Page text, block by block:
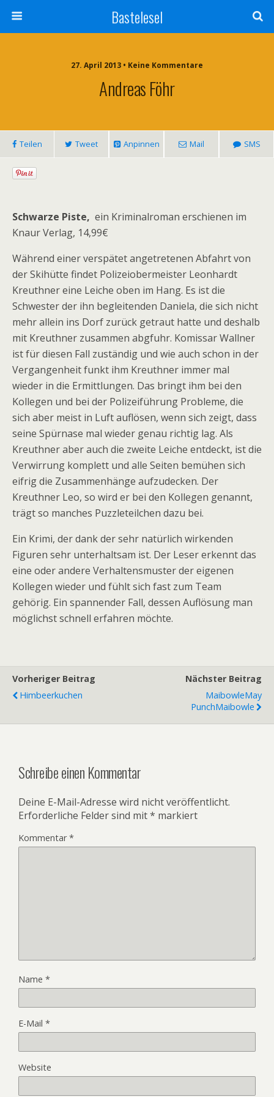
Bastelesel
27. April 2013 • Keine Kommentare
Andreas Föhr
Teilen Tweet Anpinnen Mail SMS
Schwarze Piste, ein Kriminalroman erschienen im
Knaur Verlag, 14,99€
Während einer verspätet angetretenen Abfahrt von
der Skihütte findet Polizeiobermeister Leonhardt
Kreuthner eine Leiche oben im Hang. Es ist die
Schwester der ihn begleitenden Daniela, die sich nicht
mehr allein ins Dorf zurück getraut hatte und deshalb
mit Kreuthner zusammen abgfuhr. Komissar Wallner
ist für diesen Fall zuständig und wie auch schon in der
Vergangenheit funkt ihm Kreuthner immer mal
wieder in die Ermittlungen. Das bringt ihm bei den
Kollegen und bei der Polizeiführung Probleme, die
sich aber meist in Luft auflösen, wenn sich zeigt, dass
seine Spürnase mal wieder genau richtig lag. Als
Kreuthner aber auch die zweite Leiche entdeckt, ist die
Verwirrung komplett und alle Seiten bemühen sich
eifrig die Zusammenhänge aufzudecken. Der
Kreuthner Leo, so wird er bei den Kollegen genannt,
trägt so manches Puzzleteilchen dazu bei.
Ein Krimi, der dank der sehr natürlich wirkenden
Figuren sehr unterhaltsam ist. Der Leser erkennt das
eine oder andere Verhaltensmuster der eigenen
Kollegen wieder und fühlt sich fast zum Team
gehörig. Ein spannender Fall, dessen Auflösung man
möglichst schnell erfahren möchte.
Vorheriger Beitrag
Himbeerkuchen
Nächster Beitrag
MaibowleMay
PunchMaibowle
Schreibe einen Kommentar
Deine E-Mail-Adresse wird nicht veröffentlicht.
Erforderliche Felder sind mit* markiert
Kommentar*
Name *
E-Mail *
Website